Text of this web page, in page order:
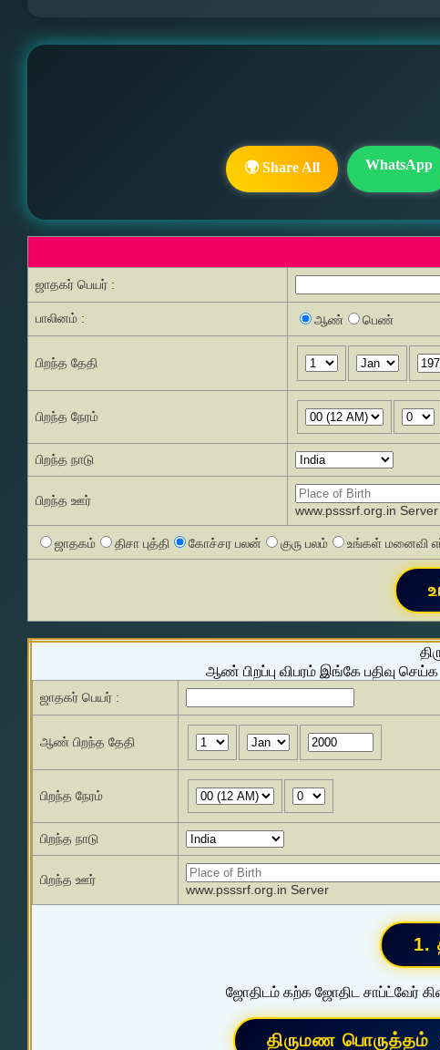
🌍 Share All WhatsApp
ஜாதகர் பெயர் :
பாலினம் : ஆண் பெண்
பிறந்த தேதி
பிறந்த நேரம்
பிறந்த நாடு
பிறந்த ஊர்
www.psssrf.org.in Server
ஜாதகம் திசா புத்தி கோச்சர பலன் குரு பலம் உங்கள் மனைவி
ஆண் பிறப்பு விபரம் இங்கே பதிவு செய்க
ஜாதகர் பெயர் :
ஆண் பிறந்த தேதி
பிறந்த நேரம்
பிறந்த நாடு
பிறந்த ஊர்
www.psssrf.org.in Server
ஜோதிடம் கற்க ஜோதிட சாப்ட்வேர்